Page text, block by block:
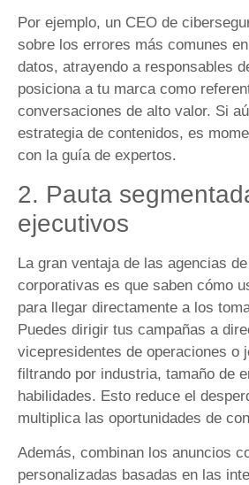
Por ejemplo, un CEO de
sobre los errores más comunes
datos, atrayendo a responsables
posiciona a tu marca como
conversaciones de alto valor. Si
estrategia de contenidos, es
con la guía de expertos.
2. Pauta
ejecutivos
La gran ventaja de las agencias
corporativas es que saben cómo
para llegar directamente a los
Puedes dirigir tus campañas a
vicepresidentes de operaciones o
filtrando por industria, tamaño de
habilidades. Esto reduce el
multiplica las oportunidades de
Además, combinan los anuncios
personalizadas basadas en las